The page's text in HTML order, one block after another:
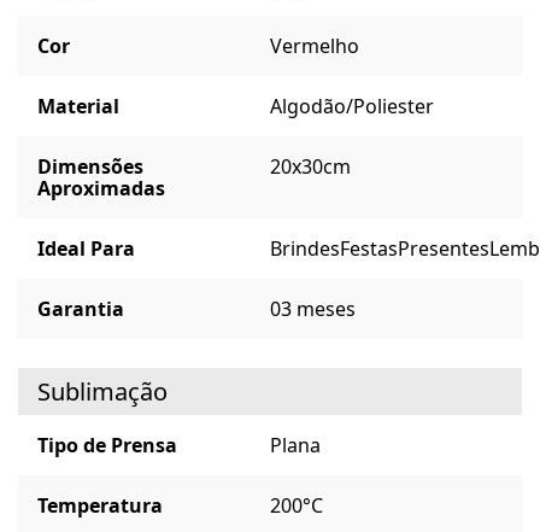
Cor Vermelho
Material Algodão/Poliester
Dimensões
Aproximadas
20x30cm
Ideal Para BrindesFestasPresentes
Garantia 03 meses
Sublimação
Tipo de Prensa Plana
Temperatura 200°C